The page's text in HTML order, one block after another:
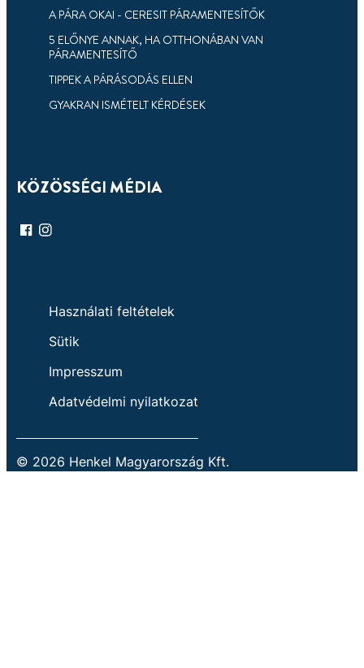
A PÁRA OKAI - CERESIT PÁRAMENTESÍTŐK
5 ELŐNYE ANNAK, HA OTTHONÁBAN VAN
PÁRAMENTESÍTŐ
TIPPEK A PÁRÁSODÁS ELLEN
GYAKRAN ISMÉTELT KÉRDÉSEK
KÖZÖSSÉGI MÉDIA
Használati feltételek
Sütik
Impresszum
Adatvédelmi nyilatkozat
© 2026 Henkel Magyarország Kft.